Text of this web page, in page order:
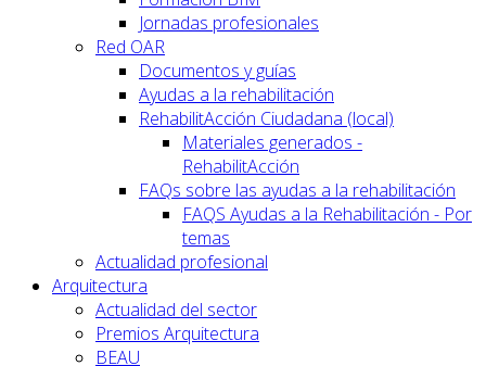
Jornadas profesionales
Red OAR
Documentos y guías
Ayudas a la rehabilitación
RehabilitAcción Ciudadana (local)
Materiales generados -
RehabilitAcción
FAQs sobre las ayudas a la rehabilitación
FAQS Ayudas a la Rehabilitación - Por
temas
Actualidad profesional
Arquitectura
Actualidad del sector
Premios Arquitectura
BEAU